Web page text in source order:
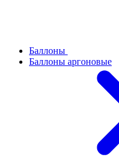
Баллоны
Баллоны аргоновые